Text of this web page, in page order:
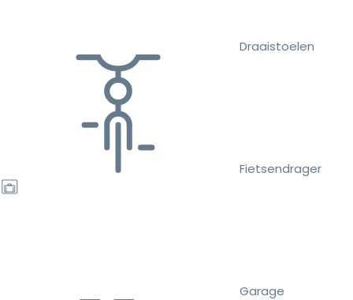
Draaistoelen
Fietsendrager
Garage